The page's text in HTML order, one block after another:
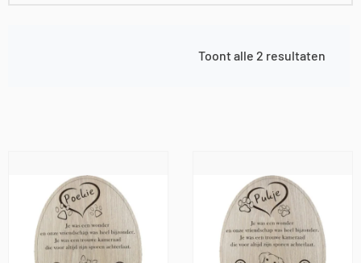
Toont alle 2 resultaten